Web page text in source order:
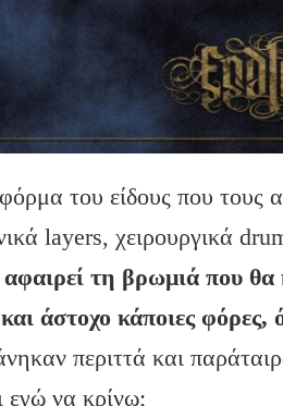
του είδους που τους
layers, χειρουργικά
τη βρωμιά που θα
άστοχο κάποιες φόρες,
περιττά και
εγώ να κρίνω;